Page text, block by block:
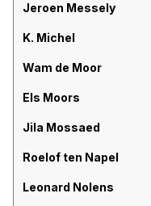
Jeroen Messely
K. Michel
Wam de Moor
Els Moors
Jila Mossaed
Roelof ten Napel
Leonard Nolens